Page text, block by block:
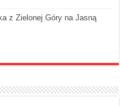
z Zielonej Góry na Jasną